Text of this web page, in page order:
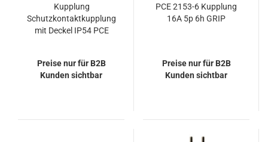
Kupplung
Schutzkontaktkupplung
mit Deckel IP54 PCE
Preise nur für B2B
Kunden sichtbar
PCE 2153-6 Kupplung
16A 5p 6h GRIP
Preise nur für B2B
Kunden sichtbar